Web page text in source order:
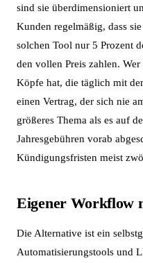
sind sie überdimensioniert
Kunden regelmäßig, dass
solchen Tool nur 5 Prozent
den vollen Preis zahlen.
Köpfe hat, die täglich mit
einen Vertrag, der sich nie
größeres Thema als es auf
Jahresgebühren vorab
Kündigungsfristen meist
Eigener Workflow
Die Alternative ist ein
Automatisierungstools und